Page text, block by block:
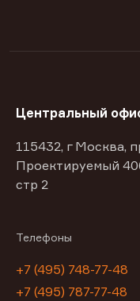
Центральный
115432, г Москва,
Проектируемый
стр 2
Телефоны
+7 (495) 748-77-48
+7 (495) 787-77-48